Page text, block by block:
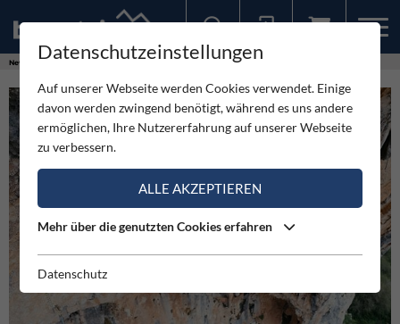
News Datenschutzeinstellungen
Auf unserer Webseite werden Cookies verwendet. Einige
davon werden zwingend benötigt, während es uns andere
ermöglichen, Ihre Nutzererfahrung auf unserer Webseite
zu verbessern.
ALLE AKZEPTIEREN
Mehr über die genutzten Cookies erfahren
Datenschutz